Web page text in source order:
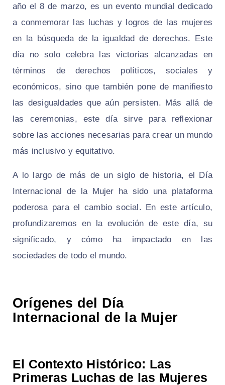
año el 8 de marzo, es un evento mundial dedicado
a conmemorar las luchas y logros de las mujeres
en la búsqueda de la igualdad de derechos. Este
día no solo celebra las victorias alcanzadas en
términos de derechos políticos, sociales y
económicos, sino que también pone de manifiesto
las desigualdades que aún persisten. Más allá de
las ceremonias, este día sirve para reflexionar
sobre las acciones necesarias para crear un mundo
más inclusivo y equitativo.
A lo largo de más de un siglo de historia, el Día
Internacional de la Mujer ha sido una plataforma
poderosa para el cambio social. En este artículo,
profundizaremos en la evolución de este día, su
significado, y cómo ha impactado en las
sociedades de todo el mundo.
Orígenes del Día
Internacional de la Mujer
El Contexto Histórico: Las
Primeras Luchas de las Mujeres